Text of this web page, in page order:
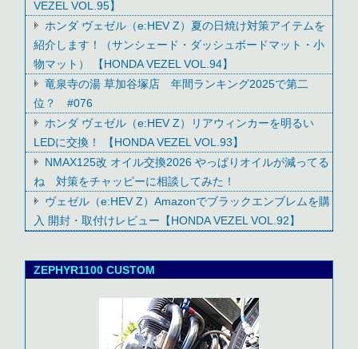
VEZEL VOL.95】
ホンダ ヴェゼル（e:HEV Z）夏の日焼け対策アイテムを
紹介します！（サンシェード・ダッシュボードマット・小
物マット） 【HONDA VEZEL VOL.94】
竜泉寺の湯 草加谷塚店 年間ランキング2025で第二
位？ #076
ホンダ ヴェゼル（e:HEV Z）リアウィンカーを明るい
LEDに交換！ 【HONDA VEZEL VOL.93】
NMAX125改 オイル交換2026 やっぱりオイルが減ってる
ね 対策をチャッピーに相談してみた！
ヴェゼル（e:HEV Z）Amazonでブラックエンブレムを購
入 開封・取付けレビュー【HONDA VEZEL VOL.92】
ZEPHYR1100 CUSTOM